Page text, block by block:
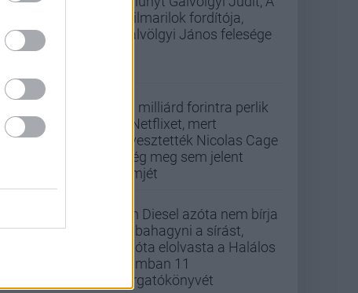
szilmarilok fordítója,
Gálvölgyi János felesége
33 milliárd forintra perlik
a Netflixet, mert
elvesztették Nicolas Cage
még meg sem jelent
filmjét
Vin Diesel azóta nem bírja
abbahagyni a sírást,
mióta elolvasta a Halálos
iramban 11
forgatókönyvét